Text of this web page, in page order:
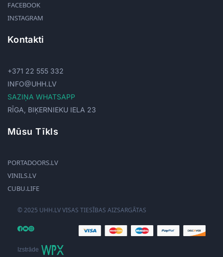
FACEBOOK
INSTAGRAM
Kontakti
+371 22 555 332
INFO@UHH.LV
SAZIŅA WHATSAPP
RĪGA, BIĶERNIEKU IELA 23
Mūsu Tīkls
PORTADOORS.LV
VINILS.LV
CUBU.LIFE
© 2025 UHH.LV VISAS TIESĪBAS AIZSARGĀTAS
Izstrāde